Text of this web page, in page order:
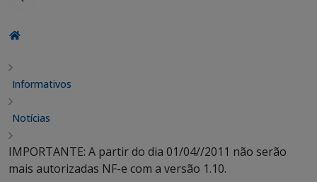
Informativos
Notícias
IMPORTANTE: A partir do dia 01/04//2011 não serão
mais autorizadas NF-e com a versão 1.10.